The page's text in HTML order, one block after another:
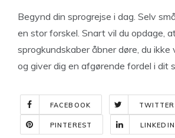
Begynd din sprogrejse i dag. Selv
en stor forskel. Snart vil du opdage,
sprogkundskaber åbner døre, du ikke
og giver dig en afgørende fordel i dit
FACEBOOK TWITTER
PINTEREST LINKEDIN